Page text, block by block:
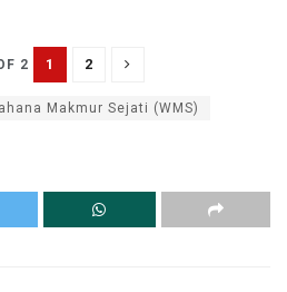
2 1 2
Makmur Sejati (WMS)